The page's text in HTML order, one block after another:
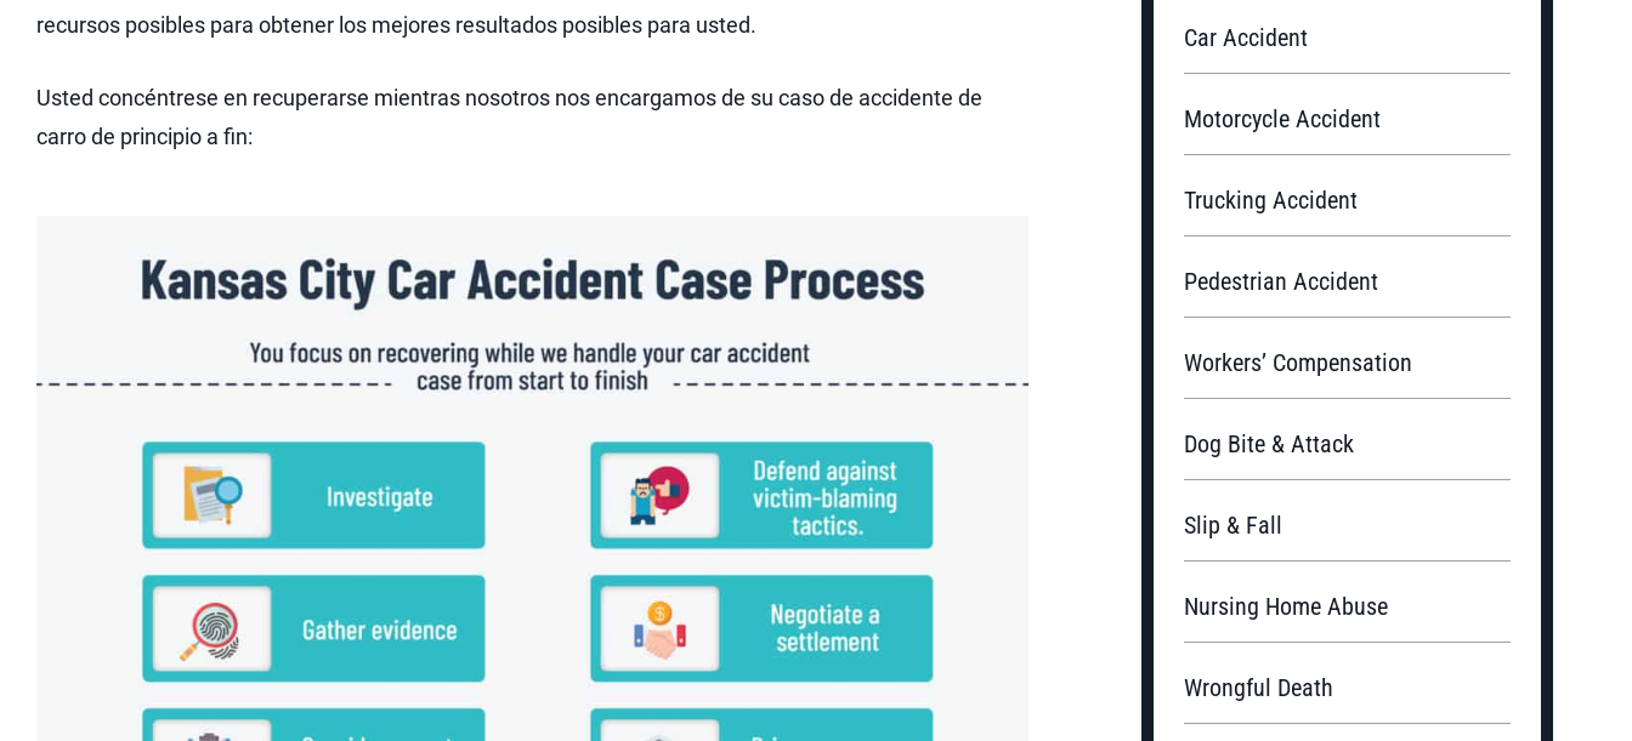
recursos posibles para obtener los mejores resultados posibles para usted.
Usted concéntrese en recuperarse mientras nosotros nos encargamos de su caso de accidente de
carro de principio a fin:
Car Accident
Motorcycle Accident
Trucking Accident
Pedestrian Accident
Workers’ Compensation
Dog Bite & Attack
Slip & Fall
Nursing Home Abuse
Wrongful Death